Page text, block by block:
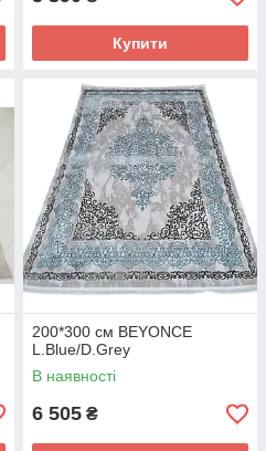
Купити
200*300 см BEYONCE
L.Blue/D.Grey
В наявності
6 505 ₴